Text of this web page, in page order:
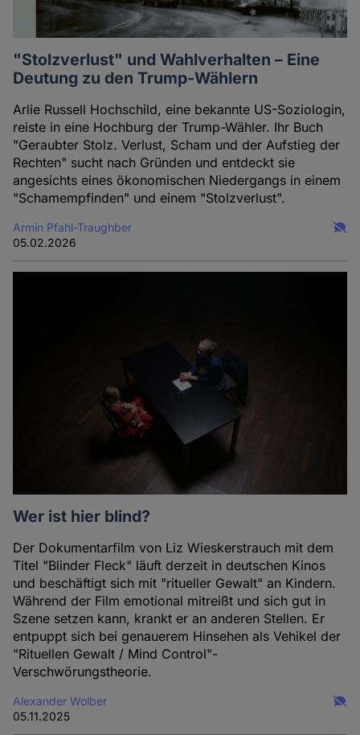
"Stolzverlust" und Wahlverhalten – Eine
Deutung zu den Trump-Wählern
Arlie Russell Hochschild, eine bekannte US-Soziologin,
reiste in eine Hochburg der Trump-Wähler. Ihr Buch
"Geraubter Stolz. Verlust, Scham und der Aufstieg der
Rechten" sucht nach Gründen und entdeckt sie
angesichts eines ökonomischen Niedergangs in einem
"Schamempfinden" und einem "Stolzverlust".
Armin Pfahl-Traughber
05.02.2026
Wer ist hier blind?
Der Dokumentarfilm von Liz Wieskerstrauch mit dem
Titel "Blinder Fleck" läuft derzeit in deutschen Kinos
und beschäftigt sich mit "ritueller Gewalt" an Kindern.
Während der Film emotional mitreißt und sich gut in
Szene setzen kann, krankt er an anderen Stellen. Er
entpuppt sich bei genauerem Hinsehen als Vehikel der
"Rituellen Gewalt / Mind Control"-
Verschwörungstheorie.
Alexander Wolber
05.11.2025